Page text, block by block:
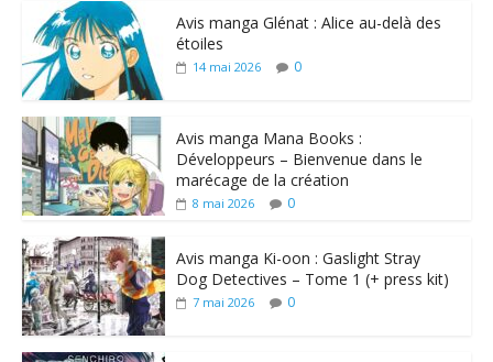
Avis manga Glénat : Alice au-delà des
étoiles
14 mai 2026 0
Avis manga Mana Books :
Développeurs – Bienvenue dans le
marécage de la création
8 mai 2026 0
Avis manga Ki-oon : Gaslight Stray
Dog Detectives – Tome 1 (+ press kit)
7 mai 2026 0